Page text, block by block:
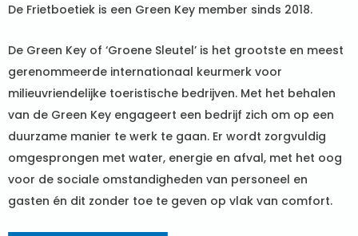
De Frietboetiek is een Green Key member sinds 2018.
De Green Key of ‘Groene Sleutel’ is het grootste en meest
gerenommeerde internationaal keurmerk voor
milieuvriendelijke toeristische bedrijven. Met het behalen
van de Green Key engageert een bedrijf zich om op een
duurzame manier te werk te gaan. Er wordt zorgvuldig
omgesprongen met water, energie en afval, met het oog
voor de sociale omstandigheden van personeel en
gasten én dit zonder toe te geven op vlak van comfort.